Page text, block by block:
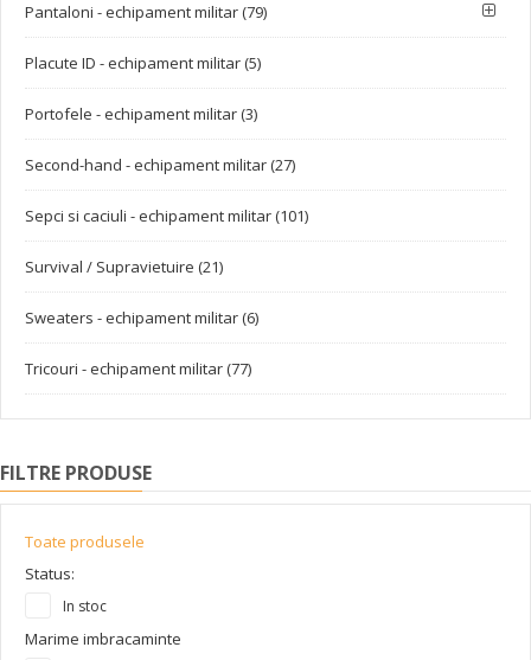
Pantaloni - echipament militar (79)
Placute ID - echipament militar (5)
Portofele - echipament militar (3)
Second-hand - echipament militar (27)
Sepci si caciuli - echipament militar (101)
Survival / Supravietuire (21)
Sweaters - echipament militar (6)
Tricouri - echipament militar (77)
FILTRE PRODUSE
Toate produsele
Status:
In stoc
Marime imbracaminte